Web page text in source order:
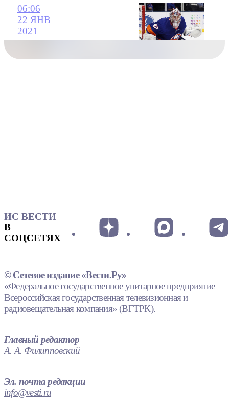
06:06
22 ЯНВ
2021
ИС ВЕСТИ
В
СОЦСЕТЯХ
© Сетевое издание «Вести.Ру»
«Федеральное государственное унитарное предприятие
Всероссийская государственная телевизионная и
радиовещательная компания» (ВГТРК).
Главный редактор
А. А. Филипповский
Эл. почта редакции
info@vesti.ru